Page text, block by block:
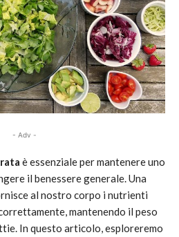
- Adv -
è essenziale per mantenere uno
il benessere generale. Una
al nostro corpo i nutrienti
mantenendo il peso
In questo articolo, esploreremo